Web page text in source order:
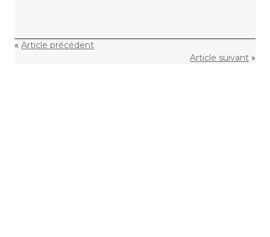
« Article précédent
Article suivant »